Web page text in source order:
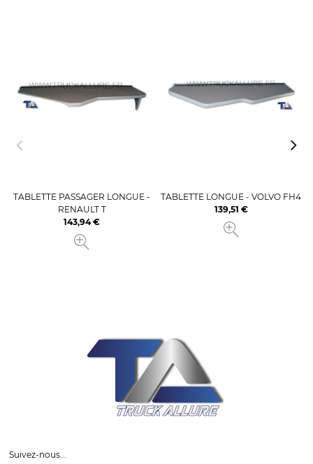
TABLETTE PASSAGER LONGUE -
RENAULT T
Prix
143,94 €
TABLETTE LONGUE - VOLVO FH4
Prix
139,51 €
Suivez-nous...